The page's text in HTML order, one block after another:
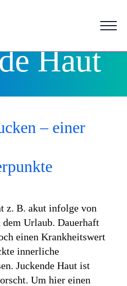
Haut
– einer
z. B. akut infolge von
Urlaub. Dauerhaft
einen Krankheitswert
innerliche
Juckende Haut ist
Um hier einen